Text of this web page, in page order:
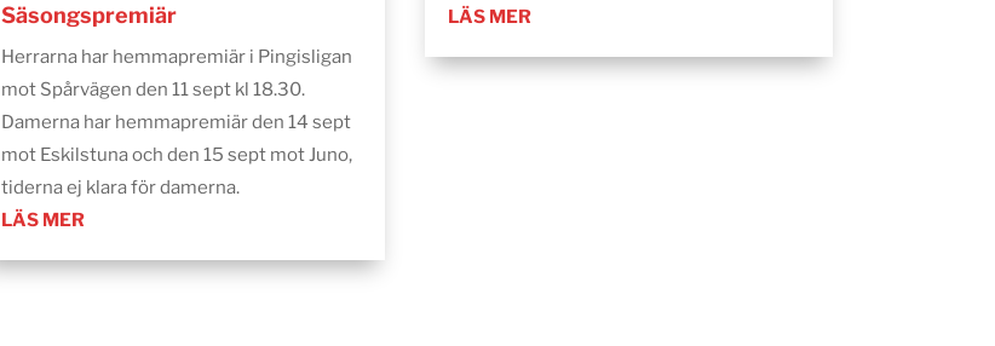
Säsongspremiär
Herrarna har hemmapremiär i Pingisligan
mot Spårvägen den 11 sept kl 18.30.
Damerna har hemmapremiär den 14 sept
mot Eskilstuna och den 15 sept mot Juno,
tiderna ej klara för damerna.
LÄS MER
LÄS MER